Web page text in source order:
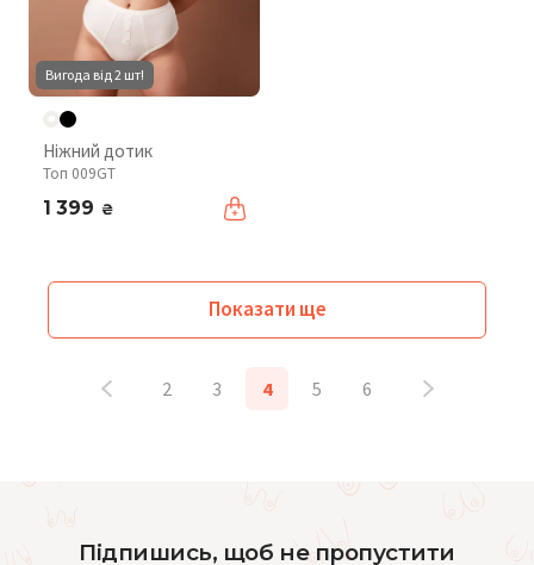
Вигода від 2 шт!
Ніжний дотик
Топ 009GT
1 399 ₴
Показати ще
2 3 4 5 6
Підпишись, щоб не пропустити